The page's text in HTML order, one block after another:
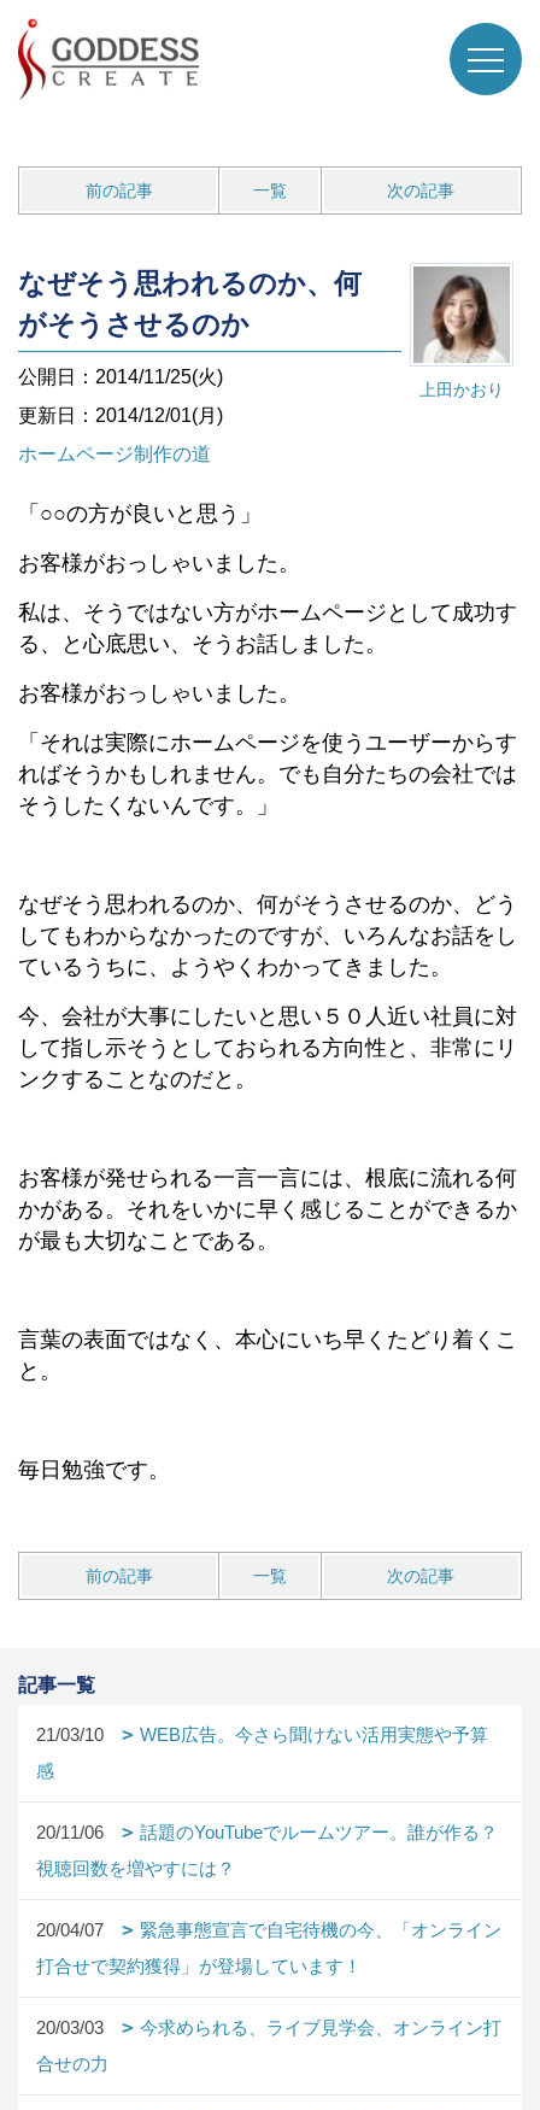
前の記事 一覧 次の記事
上田かおり
なぜそう思われるのか、何
がそうさせるのか
公開日：2014/11/25(火)
更新日：2014/12/01(月)
ホームページ制作の道
「○○の方が良いと思う」
お客様がおっしゃいました。
私は、そうではない方がホームページとして成功す
る、と心底思い、そうお話しました。
お客様がおっしゃいました。
「それは実際にホームページを使うユーザーからす
ればそうかもしれません。でも自分たちの会社では
そうしたくないんです。」
なぜそう思われるのか、何がそうさせるのか、どう
してもわからなかったのですが、いろんなお話をし
ているうちに、ようやくわかってきました。
今、会社が大事にしたいと思い５０人近い社員に対
して指し示そうとしておられる方向性と、非常にリ
ンクすることなのだと。
お客様が発せられる一言一言には、根底に流れる何
かがある。それをいかに早く感じることができるか
が最も大切なことである。
言葉の表面ではなく、本心にいち早くたどり着くこ
と。
毎日勉強です。
前の記事 一覧 次の記事
記事一覧
21/03/10
WEB広告。今さら聞けない活用実態や予算
感
20/11/06
話題のYouTubeでルームツアー。誰が作る？
視聴回数を増やすには？
20/04/07
緊急事態宣言で自宅待機の今、「オンライン
打合せで契約獲得」が登場しています！
20/03/03
今求められる、ライブ見学会、オンライン打
合せの力